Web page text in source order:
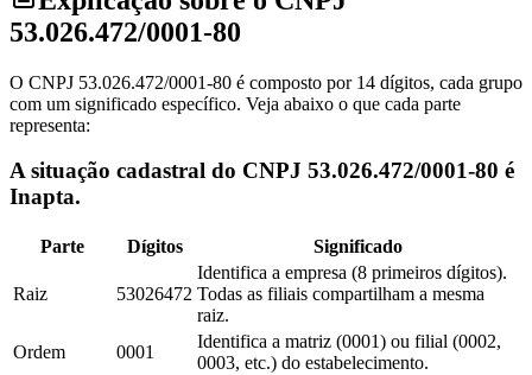
53.026.472/0001-80
O CNPJ 53.026.472/0001-80 é composto por 14 dígitos, cada grupo
com um significado específico. Veja abaixo o que cada parte
representa:
A situação cadastral do CNPJ 53.026.472/0001-80 é
Inapta.
Parte Dígitos Significado
Raiz 53026472
Identifica a empresa (8 primeiros dígitos).
Todas as filiais compartilham a mesma
raiz.
Ordem
0001
Identifica a matriz (0001) ou filial (0002,
0003, etc.) do estabelecimento.